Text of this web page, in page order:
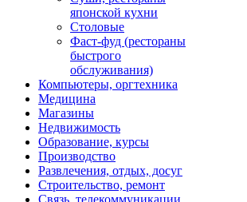
японской кухни
Столовые
Фаст-фуд (рестораны
быстрого
обслуживания)
Компьютеры, оргтехника
Медицина
Магазины
Недвижимость
Образование, курсы
Производство
Развлечения, отдых, досуг
Строительство, ремонт